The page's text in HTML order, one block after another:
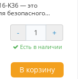
K36 — это
безопасного
которые
контакт с
особенно важно в
сила тока 16А
для различных
мощные приборы.
гармонично
- +
Есть в наличии
В корзину